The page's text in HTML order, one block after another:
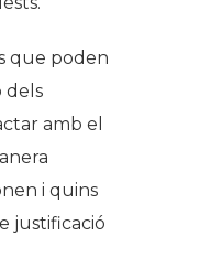
que poden
dels
amb el
i quins
justificació